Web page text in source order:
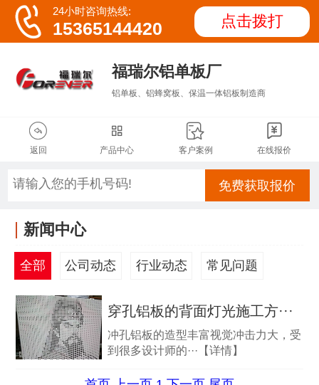
 24小时咨询热线:
15365144420 点击拨打
福瑞尔铝单板厂
铝单板、铝蜂窝板、保温一体铝板制造商

返回

产品中心

客户案例

在线报价
免费获取报价
新闻中心
全部 公司动态 行业动态 常见问题
穿孔铝板的背面灯光施工方···
冲孔铝板的造型丰富视觉冲击力大，受
到很多设计师的···【详情】